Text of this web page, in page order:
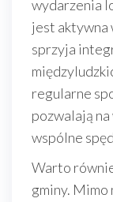
wydarzenia
jest aktywna
sprzyja
regularne
pozwalają
wspólne
Warto
gminy.